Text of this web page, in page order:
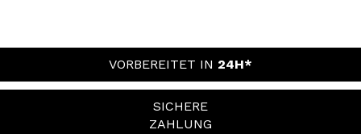
VORBEREITET IN 24H*
SICHERE
ZAHLUNG